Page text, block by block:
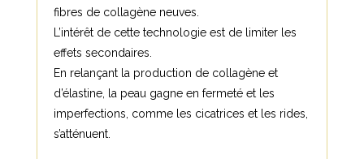
fibres de collagène neuves.
L’intérêt de cette technologie est de limiter les
effets secondaires.
En relançant la production de collagène et
d’élastine, la peau gagne en fermeté et les
imperfections, comme les cicatrices et les rides,
s’atténuent.